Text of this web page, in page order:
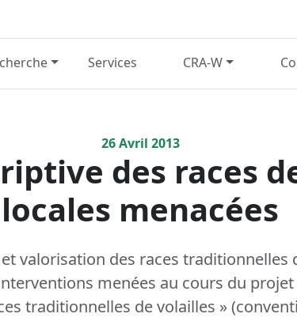
Services CRA-W
26Avril 2013
des races
locales menacées
valorisation des races traditionnelles
menées au cours du
traditionnelles de volailles »